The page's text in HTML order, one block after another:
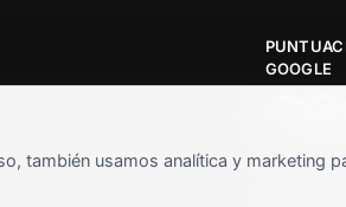
GOOGLE
★★★★★
también usamos analítica y marketing